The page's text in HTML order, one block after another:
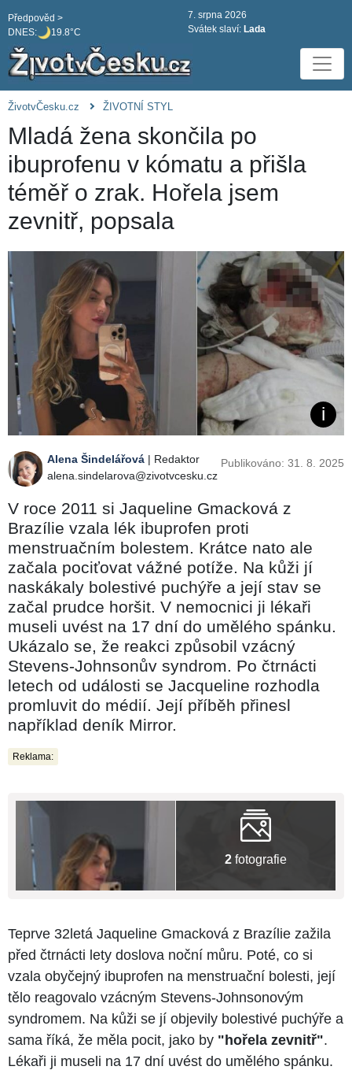
DNES: 19.8°C
Předpověd >
7. srpna 2026
Svátek slaví: Lada
ŽivotvČesku.cz ŽIVOTNÍ STYL
Mladá žena skončila po
ibuprofenu v kómatu a přišla
téměř o zrak. Hořela jsem
zevnitř, popsala
Alena Šindelářová | Redaktor
alena.sindelarova@zivotvcesku.cz
Publikováno: 31. 8. 2025
V roce 2011 si Jaqueline Gmacková z
Brazílie vzala lék ibuprofen proti
menstruačním bolestem. Krátce nato ale
začala pociťovat vážné potíže. Na kůži jí
naskákaly bolestivé puchýře a její stav se
začal prudce horšit. V nemocnici ji lékaři
museli uvést na 17 dní do umělého spánku.
Ukázalo se, že reakci způsobil vzácný
Stevens-Johnsonův syndrom. Po čtrnácti
letech od události se Jacqueline rozhodla
promluvit do médií. Její příběh přinesl
například deník Mirror.
Reklama:
2 fotografie
Teprve 32letá Jaqueline Gmacková z Brazílie zažila
před čtrnácti lety doslova noční můru. Poté, co si
vzala obyčejný ibuprofen na menstruační bolesti, její
tělo reagovalo vzácným Stevens-Johnsonovým
syndromem. Na kůži se jí objevily bolestivé puchýře a
sama říká, že měla pocit, jako by "hořela zevnitř".
Lékaři ji museli na 17 dní uvést do umělého spánku.